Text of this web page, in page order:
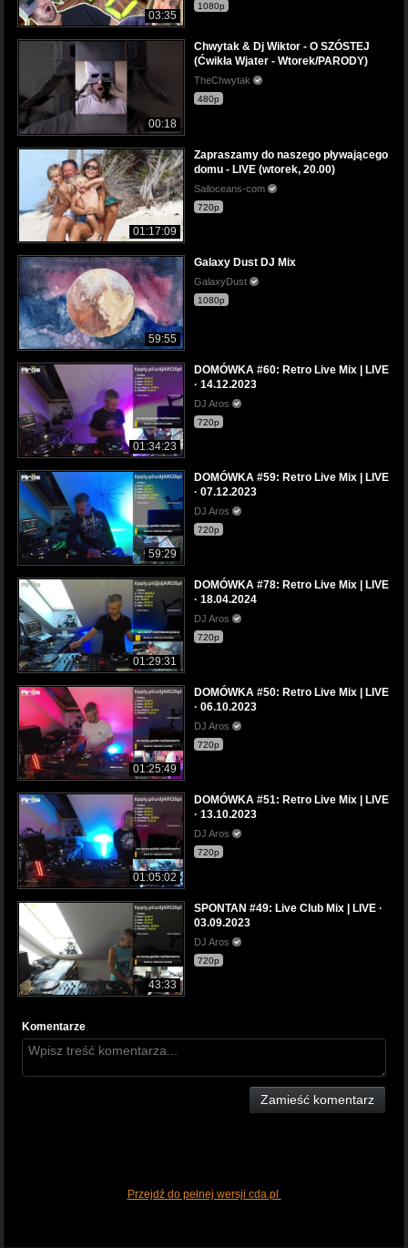
03:35
1080p
00:18
Chwytak & Dj Wiktor - O SZÓSTEJ
(Ćwikła Wjater - Wtorek/PARODY)
TheChwytak
480p
01:17:09
Zapraszamy do naszego pływającego
domu - LIVE (wtorek, 20.00)
Sailoceans-com
720p
59:55
Galaxy Dust DJ Mix
GalaxyDust
1080p
01:34:23
DOMÓWKA #60: Retro Live Mix | LIVE
· 14.12.2023
DJ Aros
720p
59:29
DOMÓWKA #59: Retro Live Mix | LIVE
· 07.12.2023
DJ Aros
720p
01:29:31
DOMÓWKA #78: Retro Live Mix | LIVE
· 18.04.2024
DJ Aros
720p
01:25:49
DOMÓWKA #50: Retro Live Mix | LIVE
· 06.10.2023
DJ Aros
720p
01:05:02
DOMÓWKA #51: Retro Live Mix | LIVE
· 13.10.2023
DJ Aros
720p
43:33
SPONTAN #49: Live Club Mix | LIVE ·
03.09.2023
DJ Aros
720p
Komentarze
Zamieść komentarz
Przejdź do pełnej wersji cda.pl